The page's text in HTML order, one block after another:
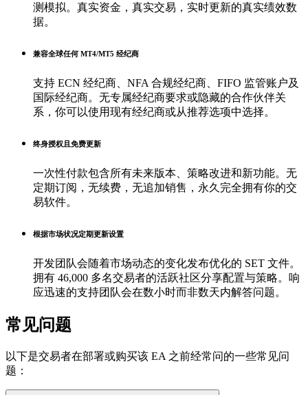
测模拟。真实资金，真实交易，实时更新的真实绩效数
据。
兼容全球任何 MT4/MT5 经纪商
支持 ECN 经纪商、NFA 合规经纪商、FIFO 监管账户及
国际经纪商。无专属经纪商要求或隐藏的合作伙伴关
系，你可以使用现有经纪商或从推荐选项中选择。
终身授权且免费更新
一次性付款包含所有未来版本、策略改进和新功能。无
定期订阅，无续费，无追加销售，永久完全拥有你的交
易软件。
根据市场状况定期更新设置
开发团队会随着市场动态的变化发布优化的 SET 文件。
拥有 46,000 多名交易者的活跃社区分享配置与策略。响
应迅速的支持团队会在数小时而非数天内解答问题。
常见问题
以下是交易者在部署或购买该 EA 之前经常问的一些常见问
题：